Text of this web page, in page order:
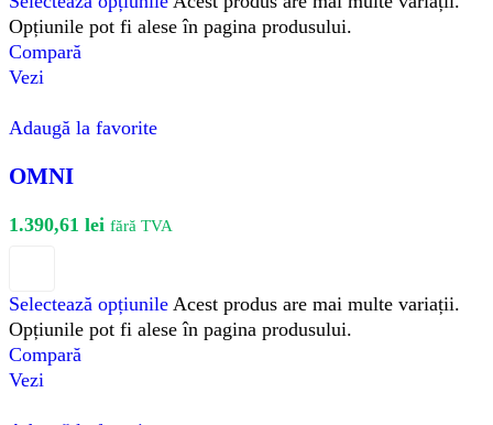
Opțiunile pot fi alese în pagina produsului.
Compară
Vezi
Adaugă la favorite
OMNI
1.390,61 lei fără TVA
Selectează opțiunile Acest produs are mai multe variații.
Opțiunile pot fi alese în pagina produsului.
Compară
Vezi